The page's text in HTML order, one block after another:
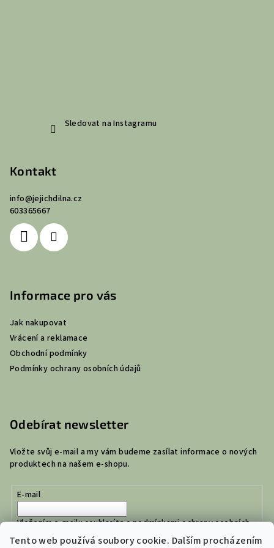
Tento web používá soubory cookie. Dalším procházením
Sledovat na Instagramu
Kontakt
info@jejichdilna.cz
603365667
Informace pro vás
Jak nakupovat
Vrácení a reklamace
Obchodní podmínky
Podmínky ochrany osobních údajů
Odebírat newsletter
Vložte svůj e-mail a my vám budeme zasílat informace o nových
produktech na našem e-shopu.
E-mail
Vložením e-mailu souhlasíte spodmínkami ochrany osobních
údajů